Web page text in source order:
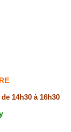
de 14h30 à 16h30